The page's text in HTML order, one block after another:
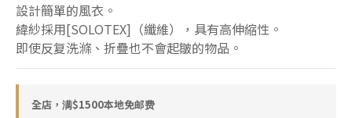
設計簡單的風衣。
緯紗採用[SOLOTEX]（纖維），具有高伸縮性。
即使反复洗滌、折疊也不會起皺的物品。
全店，满$1500本地免邮费